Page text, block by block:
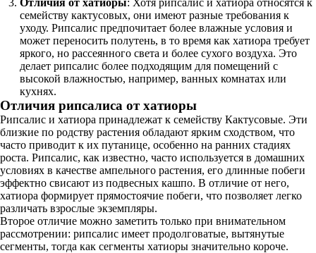
Отличия от хатиоры: Хотя рипсалис и хатиора относятся к
семейству кактусовых, они имеют разные требования к
уходу. Рипсалис предпочитает более влажные условия и
может переносить полутень, в то время как хатиора требует
яркого, но рассеянного света и более сухого воздуха. Это
делает рипсалис более подходящим для помещений с
высокой влажностью, например, ванных комнатах или
кухнях.
Отличия рипсалиса от хатиоры
Рипсалис и хатиора принадлежат к семейству Кактусовые. Эти
близкие по родству растения обладают ярким сходством, что
часто приводит к их путанице, особенно на ранних стадиях
роста. Рипсалис, как известно, часто используется в домашних
условиях в качестве ампельного растения, его длинные побеги
эффектно свисают из подвесных кашпо. В отличие от него,
хатиора формирует прямостоячие побеги, что позволяет легко
различать взрослые экземпляры.
Второе отличие можно заметить только при внимательном
рассмотрении: рипсалис имеет продолговатые, вытянутые
сегменты, тогда как сегменты хатиоры значительно короче.